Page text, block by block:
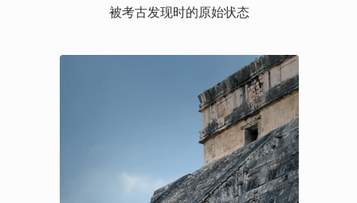
被考古发现时的原始状态